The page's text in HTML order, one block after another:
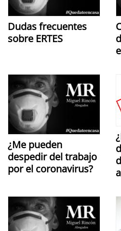
Dudas frecuentes
sobre ERTES
¿Me pueden
despedir del trabajo
por el coronavirus?